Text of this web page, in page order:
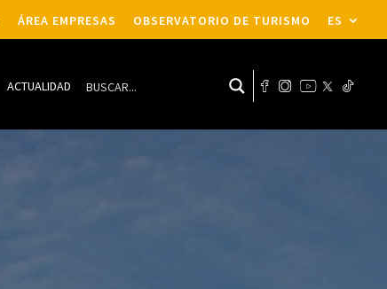
ÁREA EMPRESAS OBSERVATORIO DE TURISMO ES
ACTUALIDAD